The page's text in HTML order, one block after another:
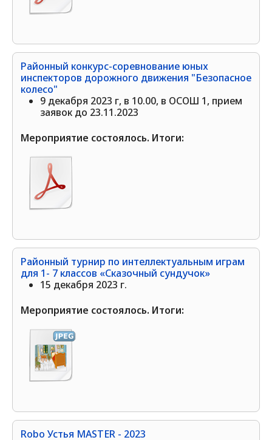
Районный конкурс-соревнование юных
инспекторов дорожного движения "Безопасное
колесо"
9 декабря 2023 г, в 10.00, в ОСОШ 1, прием
заявок до 23.11.2023
Мероприятие состоялось. Итоги:
Районный турнир по интеллектуальным играм
для 1- 7 классов «Сказочный сундучок»
15 декабря 2023 г.
Мероприятие состоялось. Итоги:
Robo Устья MASTER - 2023